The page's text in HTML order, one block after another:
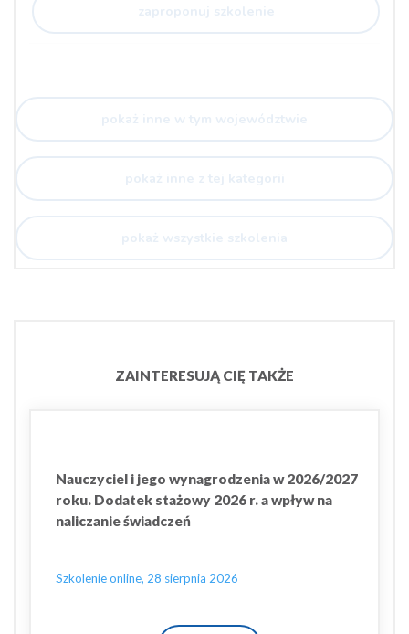
zaproponuj szkolenie
pokaż inne w tym województwie
pokaż inne z tej kategorii
pokaż wszystkie szkolenia
ZAINTERESUJĄ CIĘ TAKŻE
Nauczyciel i jego wynagrodzenia w 2026/2027
roku. Dodatek stażowy 2026 r. a wpływ na
naliczanie świadczeń
Szkolenie online, 28 sierpnia 2026